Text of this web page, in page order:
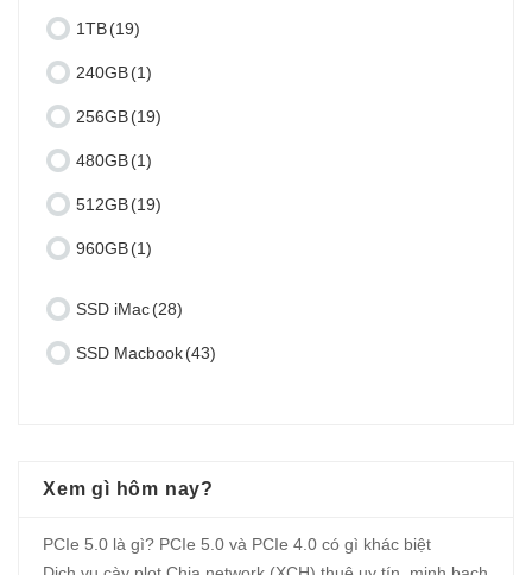
1TB(19)
240GB(1)
256GB(19)
480GB(1)
512GB(19)
960GB(1)
SSD iMac(28)
SSD Macbook(43)
Xem gì hôm nay?
PCIe 5.0 là gì? PCIe 5.0 và PCIe 4.0 có gì khác biệt